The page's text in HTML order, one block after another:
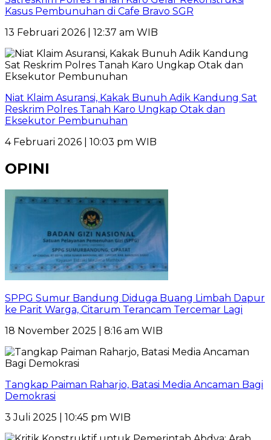
Kasus Pembunuhan di Cafe Bravo SGR
13 Februari 2026 | 12:37 am WIB
Niat Klaim Asuransi, Kakak Bunuh Adik Kandung Sat
Reskrim Polres Tanah Karo Ungkap Otak dan
Eksekutor Pembunuhan
4 Februari 2026 | 10:03 pm WIB
OPINI
SPPG Sumur Bandung Diduga Buang Limbah Dapur
ke Parit Warga, Citarum Terancam Tercemar Lagi
18 November 2025 | 8:16 am WIB
Tangkap Paiman Raharjo, Batasi Media Ancaman Bagi
Demokrasi
3 Juli 2025 | 10:45 pm WIB